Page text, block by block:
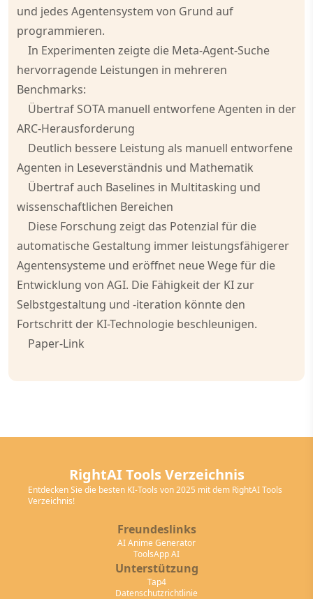
und jedes Agentensystem von Grund auf
programmieren.
In Experimenten zeigte die Meta-Agent-Suche
hervorragende Leistungen in mehreren
Benchmarks:
Übertraf SOTA manuell entworfene Agenten in der
ARC-Herausforderung
Deutlich bessere Leistung als manuell entworfene
Agenten in Leseverständnis und Mathematik
Übertraf auch Baselines in Multitasking und
wissenschaftlichen Bereichen
Diese Forschung zeigt das Potenzial für die
automatische Gestaltung immer leistungsfähigerer
Agentensysteme und eröffnet neue Wege für die
Entwicklung von AGI. Die Fähigkeit der KI zur
Selbstgestaltung und -iteration könnte den
Fortschritt der KI-Technologie beschleunigen.
Paper-Link
RightAI Tools Verzeichnis
Entdecken Sie die besten KI-Tools von 2025 mit dem RightAI Tools
Verzeichnis!
Freundeslinks
AI Anime Generator
ToolsApp AI
Unterstützung
Tap4
Datenschutzrichtlinie